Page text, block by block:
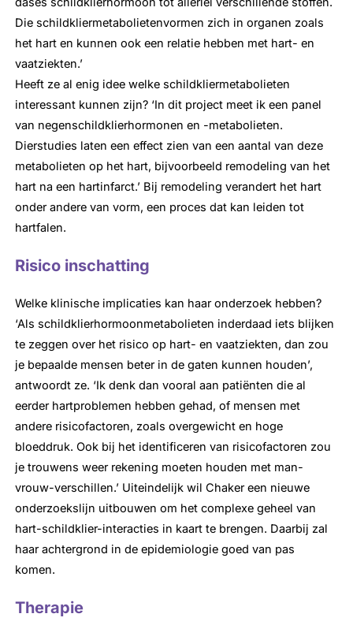
Die schildkliermetabolietenvormen zich in organen zoals
het hart en kunnen ook een relatie hebben met hart- en
vaatziekten.’
Heeft ze al enig idee welke schildkliermetabolieten
interessant kunnen zijn? ‘In dit project meet ik een panel
van negenschildklierhormonen en -metabolieten.
Dierstudies laten een effect zien van een aantal van deze
metabolieten op het hart, bijvoorbeeld remodeling van het
hart na een hartinfarct.’ Bij remodeling verandert het hart
onder andere van vorm, een proces dat kan leiden tot
hartfalen.
Risico inschatting
Welke klinische implicaties kan haar onderzoek hebben?
‘Als schildklierhormoonmetabolieten inderdaad iets blijken
te zeggen over het risico op hart- en vaatziekten, dan zou
je bepaalde mensen beter in de gaten kunnen houden’,
antwoordt ze. ‘Ik denk dan vooral aan patiënten die al
eerder hartproblemen hebben gehad, of mensen met
andere risicofactoren, zoals overgewicht en hoge
bloeddruk. Ook bij het identificeren van risicofactoren zou
je trouwens weer rekening moeten houden met man-
vrouw-verschillen.’ Uiteindelijk wil Chaker een nieuwe
onderzoekslijn uitbouwen om het complexe geheel van
hart-schildklier-interacties in kaart te brengen. Daarbij zal
haar achtergrond in de epidemiologie goed van pas
komen.
Therapie